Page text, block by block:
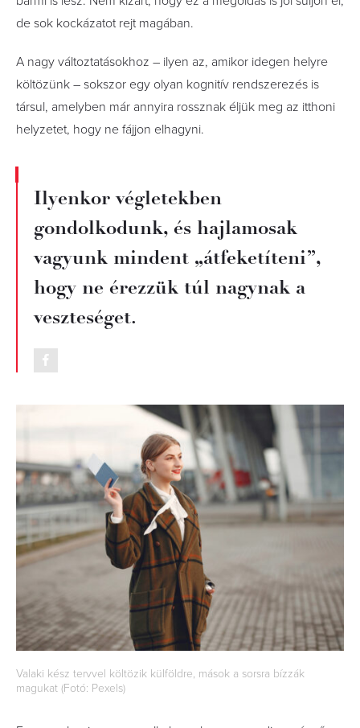
de sok kockázatot rejt magában.
A nagy változtatásokhoz – ilyen az, amikor idegen helyre
költözünk – sokszor egy olyan kognitív rendszerezés is
társul, amelyben már annyira rossznak éljük meg az itthoni
helyzetet, hogy ne fájjon elhagyni.
Ilyenkor végletekben
gondolkodunk, és hajlamosak
vagyunk mindent „átfeketíteni”,
hogy ne érezzük túl nagynak a
veszteséget.
Valaki kész tervvel költözik külföldre, mások a sorsra bízzák
magukat (Fotó: Pexels)